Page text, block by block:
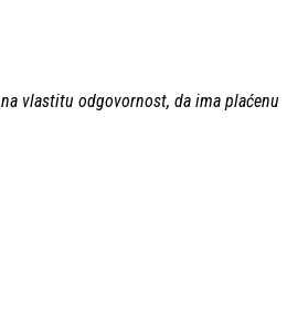
vlastitu odgovornost, da ima plaćenu